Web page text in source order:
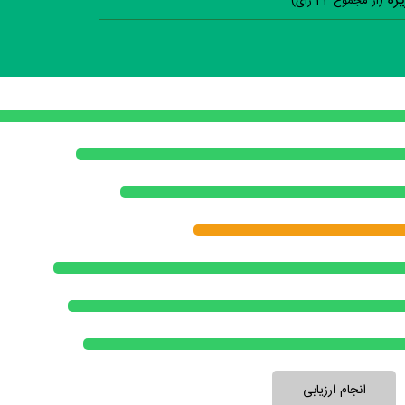
آیا برنامه برای طرح یا حل یک مسئله
آیتم‌های برنامه متنوع و
نظر خود را ثبت کنید
انجام ارزیابی